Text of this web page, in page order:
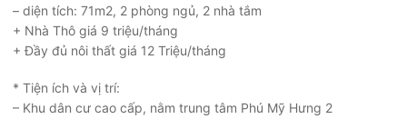
– diện tích: 71m2, 2 phòng ngủ, 2 nhà tắm
+ Nhà Thô giá 9 triệu/tháng
+ Đầy đủ nôi thất giá 12 Triệu/tháng
* Tiện ích và vị trí:
– Khu dân cư cao cấp, nằm trung tâm Phú Mỹ Hưng 2